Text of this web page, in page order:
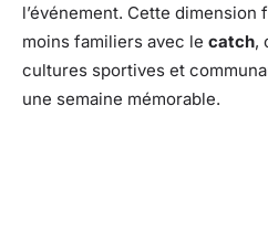
l’événement. Cette
moins familiers avec le catch,
cultures sportives et
une semaine mémorable.